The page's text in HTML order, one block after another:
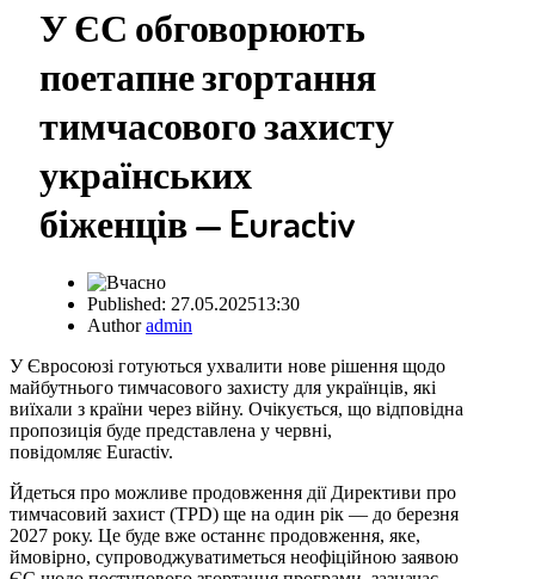
У ЄС обговорюють
поетапне згортання
тимчасового захисту
українських
біженців — Euractiv
Published: 27.05.202513:30
Authoradmin
У Євросоюзі готуються ухвалити нове рішення щодо
майбутнього тимчасового захисту для українців, які
виїхали з країни через війну. Очікується, що відповідна
пропозиція буде представлена у червні,
повідомляє Euractiv.
Йдеться про можливе продовження дії Директиви про
тимчасовий захист (TPD) ще на один рік — до березня
2027 року. Це буде вже останнє продовження, яке,
ймовірно, супроводжуватиметься неофіційною заявою